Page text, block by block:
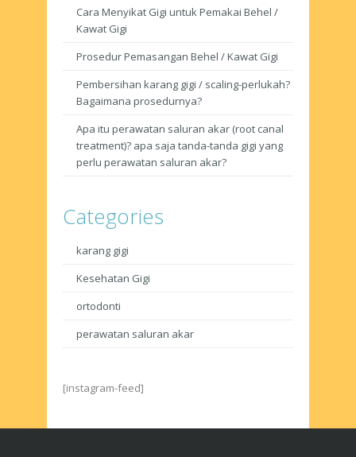
Cara Menyikat Gigi untuk Pemakai Behel /
Kawat Gigi
Prosedur Pemasangan Behel / Kawat Gigi
Pembersihan karang gigi / scaling-perlukah?
Bagaimana prosedurnya?
Apa itu perawatan saluran akar (root canal
treatment)? apa saja tanda-tanda gigi yang
perlu perawatan saluran akar?
Categories
karang gigi
Kesehatan Gigi
ortodonti
perawatan saluran akar
[instagram-feed]